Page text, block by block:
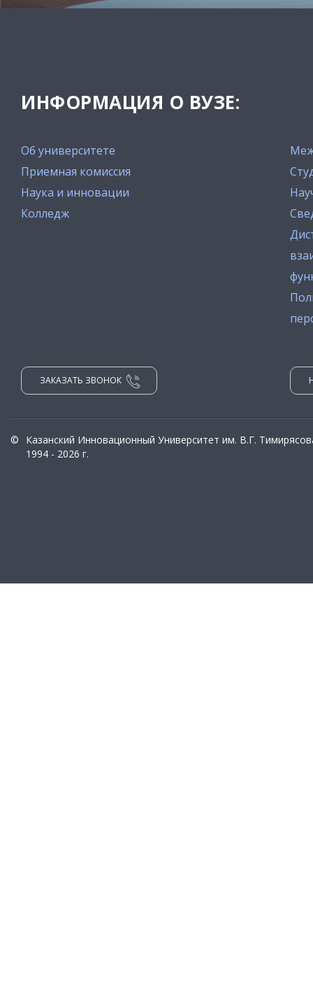
ИНФОРМАЦИЯ О ВУЗЕ:
Об университете
Приемная комиссия
Наука и инновации
Колледж
ЗАКАЗАТЬ ЗВОНОК
©
Казанский Инновационный Университет им. В.Г.
1994 - 2026 г.